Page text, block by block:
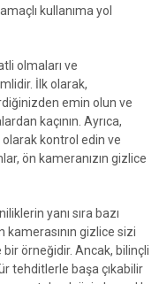
kullanıma yol
olmaları ve
İlk olarak,
emin olun ve
kaçının. Ayrıca,
kontrol edin ve
ön kameranızın gizlice
yanı sıra bazı
kamerasının gizlice sizi
örneğidir. Ancak, bilinçli
tehditlerle başa çıkabilir